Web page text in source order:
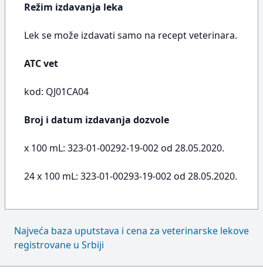
Režim izdavanja leka
Lek se može izdavati samo na recept veterinara.
ATC vet
kod: QJ01CA04
Broj i datum izdavanja dozvole
x 100 mL: 323-01-00292-19-002 od 28.05.2020.
24 x 100 mL: 323-01-00293-19-002 od 28.05.2020.
Najveća baza uputstava i cena za veterinarske lekove
registrovane u Srbiji